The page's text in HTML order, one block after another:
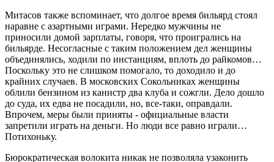
Митасов также вспоминает, что долгое время бильярд стоял
наравне с азартными играми. Нередко мужчины не
приносили домой зарплаты, говоря, что проигрались на
бильярде. Несогласные с таким положением дел женщины
объединялись, ходили по инстанциям, вплоть до райкомов…
Поскольку это не слишком помогало, то доходило и до
крайних случаев. В московских Сокольниках женщины
облили бензином из канистр два клуба и сожгли. Дело дошло
до суда, их едва не посадили, но, все-таки, оправдали.
Впрочем, меры были приняты - официальные власти
запретили играть на деньги. Но люди все равно играли…
Потихоньку.
Бюрократическая волокита никак не позволяла узаконить